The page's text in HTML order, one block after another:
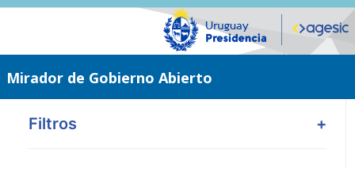
Saltar
Mirador de Gobierno Abierto
Filtros +